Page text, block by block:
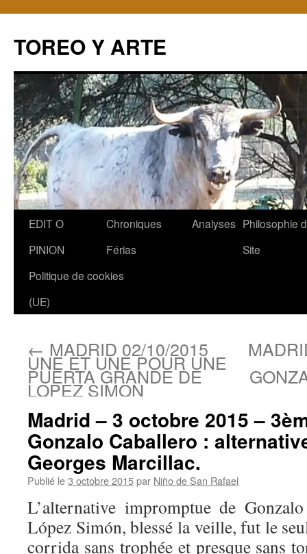
TOREO Y ARTE
Aller
contenu
EDIT O
PINION
Chroniques
Férias
Analyses Philosophie
Site
Politique de cookies
(UE)
← MADRID 02/10/2015
UNE ET UNE POUR UNE
PUERTA GRANDE DE
LOPEZ SIMON
Madrid – 3 octobre 2015 –
Gonzalo Caballero :
Georges Marcillac.
Publié le3 octobre 2015par Niño de San Rafael
L’alternative impromptue de
López Simón, blessé la veille, fut le
corrida sans trophée et presque sans